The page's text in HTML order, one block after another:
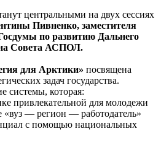
центральными на двух сессиях
Пивненко, заместителя
по развитию Дальнего
Совета АСПОЛ.
для Арктики» посвящена
задач государства.
системы, которая:
привлекательной для молодежи
«вуз — регион — работодатель»
с помощью национальных